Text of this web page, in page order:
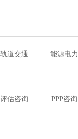
轨道交通 能源电力
评估咨询 PPP咨询